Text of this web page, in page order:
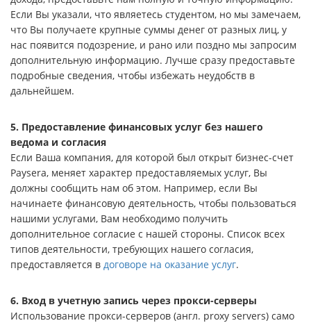
Если Вы указали, что являетесь студентом, но мы замечаем,
что Вы получаете крупные суммы денег от разных лиц, у
нас появится подозрение, и рано или поздно мы запросим
дополнительную информацию. Лучше сразу предоставьте
подробные сведения, чтобы избежать неудобств в
дальнейшем.
5. Предоставление финансовых услуг без нашего
ведома и согласия
Если Ваша компания, для которой был открыт бизнес-счет
Paysera, меняет характер предоставляемых услуг, Вы
должны сообщить нам об этом. Например, если Вы
начинаете финансовую деятельность, чтобы пользоваться
нашими услугами, Вам необходимо получить
дополнительное согласие с нашей стороны. Список всех
типов деятельности, требующих нашего согласия,
предоставляется в договоре на оказание услуг.
6. Вход в учетную запись через прокси-серверы
Использование прокси-серверов (англ. proxy servers) само